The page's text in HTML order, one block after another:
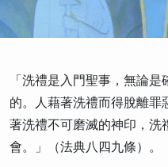
「洗禮是入門聖事，無論
的。人藉著洗禮而得脫離罪
著洗禮不可磨滅的神印，洗
會。」（法典八四九條）。